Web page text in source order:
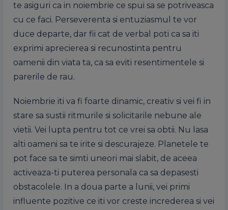
te asiguri ca in noiembrie ce spui sa se potriveasca
cu ce faci. Perseverenta si entuziasmul te vor
duce departe, dar fii cat de verbal poti ca sa iti
exprimi aprecierea si recunostinta pentru
oamenii din viata ta, ca sa eviti resentimentele si
parerile de rau.
Noiembrie iti va fi foarte dinamic, creativ si vei fi in
stare sa sustii ritmurile si solicitarile nebune ale
vietii. Vei lupta pentru tot ce vrei sa obtii. Nu lasa
alti oameni sa te irite si descurajeze. Planetele te
pot face sa te simti uneori mai slabit, de aceea
activeaza-ti puterea personala ca sa depasesti
obstacolele. In a doua parte a lunii, vei primi
influente pozitive ce iti vor creste increderea si vei